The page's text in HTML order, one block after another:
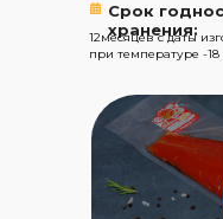
Срок
хранения:
12месяцев с даты
при температуре -18